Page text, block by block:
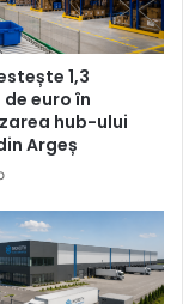
1,3
euro în
hub-ului
Argeș